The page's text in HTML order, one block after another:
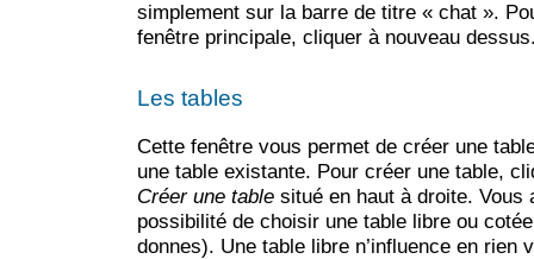
simplement sur la barre de titre « chat ».
fenêtre principale, cliquer à nouveau
Les tables
Cette fenêtre vous permet de créer une
une table existante. Pour créer une table,
Créer une table situé en haut à droite. Vous
possibilité de choisir une table libre ou
donnes). Une table libre n’influence en rien